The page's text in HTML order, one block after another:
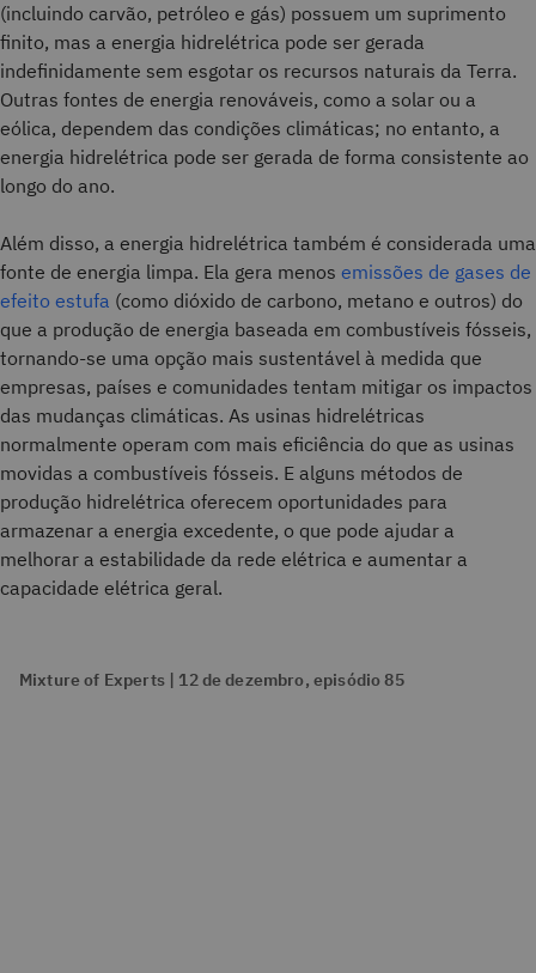
(incluindo carvão, petróleo e gás) possuem um suprimento
finito, mas a energia hidrelétrica pode ser gerada
indefinidamente sem esgotar os recursos naturais da Terra.
Outras fontes de energia renováveis, como a solar ou a
eólica, dependem das condições climáticas; no entanto, a
energia hidrelétrica pode ser gerada de forma consistente ao
longo do ano.
Além disso, a energia hidrelétrica também é considerada uma
fonte de energia limpa. Ela gera menos emissões de gases de
efeito estufa (como dióxido de carbono, metano e outros) do
que a produção de energia baseada em combustíveis fósseis,
tornando-se uma opção mais sustentável à medida que
empresas, países e comunidades tentam mitigar os impactos
das mudanças climáticas. As usinas hidrelétricas
normalmente operam com mais eficiência do que as usinas
movidas a combustíveis fósseis. E alguns métodos de
produção hidrelétrica oferecem oportunidades para
armazenar a energia excedente, o que pode ajudar a
melhorar a estabilidade da rede elétrica e aumentar a
capacidade elétrica geral.
Mixture of Experts | 12 de dezembro, episódio 85